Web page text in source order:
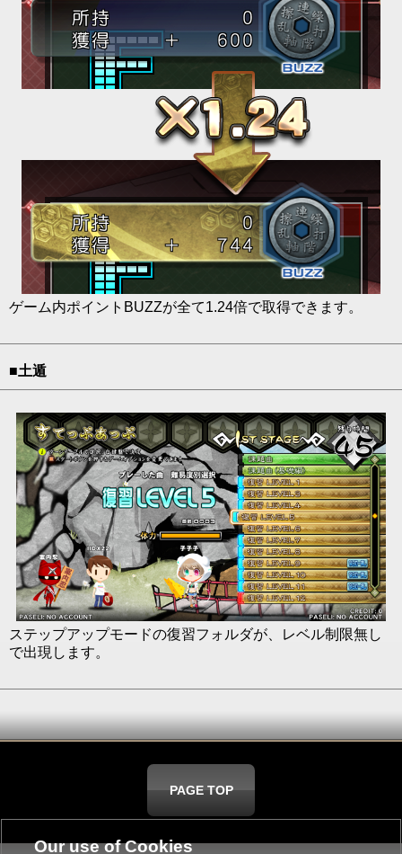
ゲーム内ポイントBUZZが全て1.24倍で取得できます。
■土遁
ステップアップモードの復習フォルダが、レベル制限無し
で出現します。
PAGE TOP
Our use of Cookies